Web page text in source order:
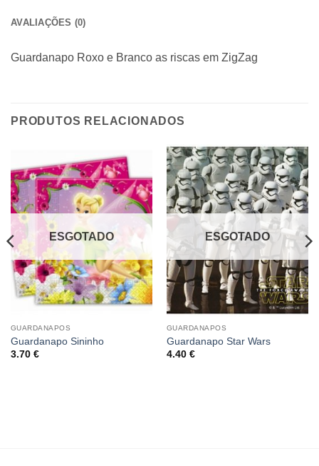
AVALIAÇÕES (0)
Guardanapo Roxo e Branco as riscas em ZigZag
PRODUTOS RELACIONADOS
ESGOTADO
GUARDANAPOS
Guardanapo Sininho
3.70 €
ESGOTADO
GUARDANAPOS
Guardanapo Star Wars
4.40 €